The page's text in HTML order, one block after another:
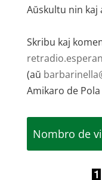
Aŭskultu nin kaj
Skribu kaj
(aŭ
Amikaro de
Nombro de